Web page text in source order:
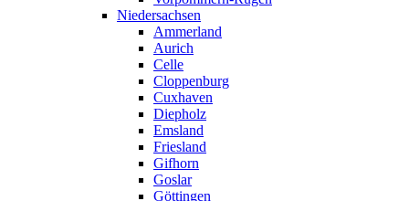
Niedersachsen
Ammerland
Aurich
Celle
Cloppenburg
Cuxhaven
Diepholz
Emsland
Friesland
Gifhorn
Goslar
Göttingen